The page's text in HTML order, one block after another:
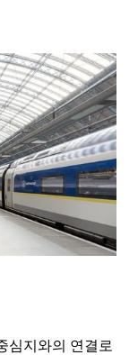
심지와의 연결로